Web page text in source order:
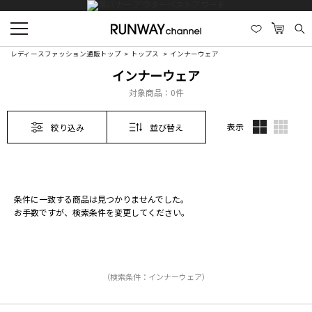
レディースファッション通販トップ トップス インナーウェア
インナーウェア
対象商品： 0件
絞り込み 並び替え 表示
条件に一致する商品は見つかりませんでした。
お手数ですが、検索条件を変更してください。
（検索条件：インナーウェア）